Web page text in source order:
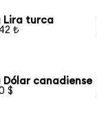
Lira turca
₺
Dólar canadiense
$